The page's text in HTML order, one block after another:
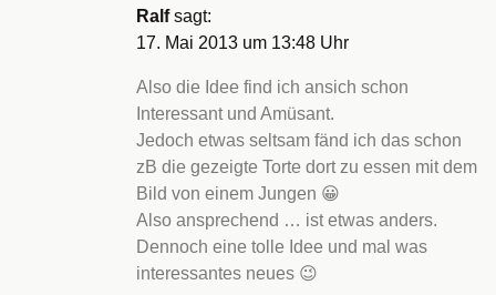
Ralf sagt:
17. Mai 2013 um 13:48 Uhr
Also die Idee find ich ansich schon
Interessant und Amüsant.
Jedoch etwas seltsam fänd ich das schon
zB die gezeigte Torte dort zu essen mit dem
Bild von einem Jungen 😀
Also ansprechend … ist etwas anders.
Dennoch eine tolle Idee und mal was
interessantes neues 😉